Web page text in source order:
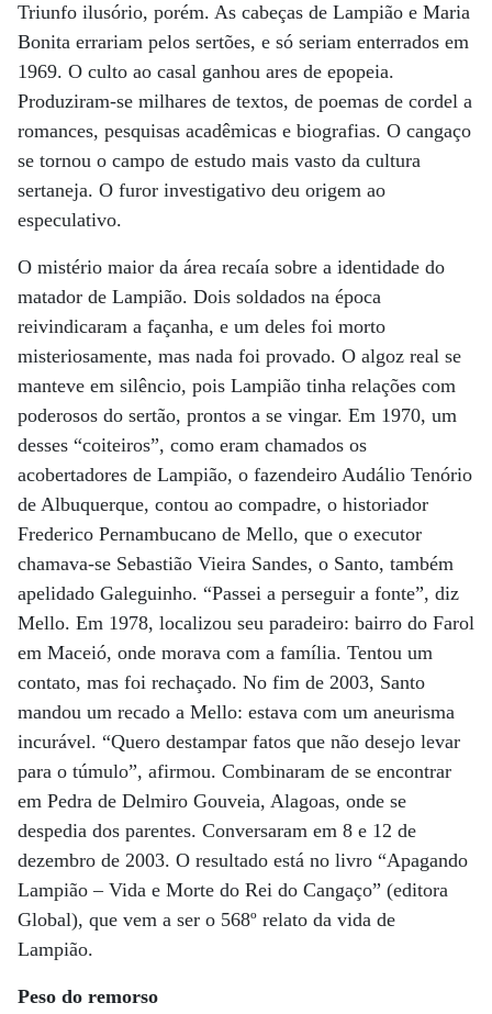
Triunfo ilusório, porém. As cabeças de Lampião e Maria
Bonita errariam pelos sertões, e só seriam enterrados em
1969. O culto ao casal ganhou ares de epopeia.
Produziram-se milhares de textos, de poemas de cordel a
romances, pesquisas acadêmicas e biografias. O cangaço
se tornou o campo de estudo mais vasto da cultura
sertaneja. O furor investigativo deu origem ao
especulativo.
O mistério maior da área recaía sobre a identidade do
matador de Lampião. Dois soldados na época
reivindicaram a façanha, e um deles foi morto
misteriosamente, mas nada foi provado. O algoz real se
manteve em silêncio, pois Lampião tinha relações com
poderosos do sertão, prontos a se vingar. Em 1970, um
desses “coiteiros”, como eram chamados os
acobertadores de Lampião, o fazendeiro Audálio Tenório
de Albuquerque, contou ao compadre, o historiador
Frederico Pernambucano de Mello, que o executor
chamava-se Sebastião Vieira Sandes, o Santo, também
apelidado Galeguinho. “Passei a perseguir a fonte”, diz
Mello. Em 1978, localizou seu paradeiro: bairro do Farol
em Maceió, onde morava com a família. Tentou um
contato, mas foi rechaçado. No fim de 2003, Santo
mandou um recado a Mello: estava com um aneurisma
incurável. “Quero destampar fatos que não desejo levar
para o túmulo”, afirmou. Combinaram de se encontrar
em Pedra de Delmiro Gouveia, Alagoas, onde se
despedia dos parentes. Conversaram em 8 e 12 de
dezembro de 2003. O resultado está no livro “Apagando
Lampião – Vida e Morte do Rei do Cangaço” (editora
Global), que vem a ser o 568º relato da vida de
Lampião.
Peso do remorso